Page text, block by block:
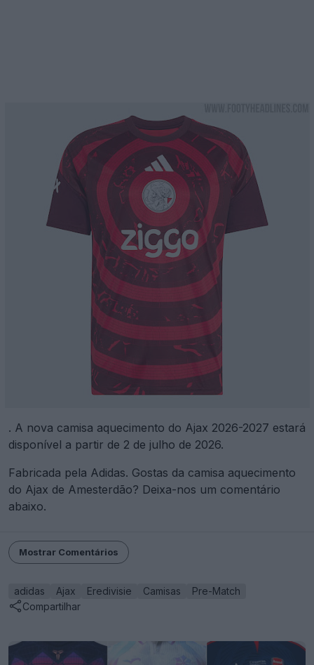
. A nova camisa aquecimento do Ajax 2026-2027 estará
disponível a partir de 2 de julho de 2026.
Fabricada pela Adidas. Gostas da camisa aquecimento
do Ajax de Amesterdão? Deixa-nos um comentário
abaixo.
Mostrar Comentários
adidas Ajax Eredivisie Camisas
Pre-Match
Compartilhar